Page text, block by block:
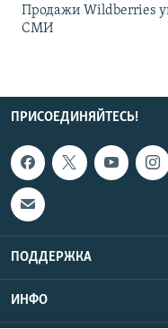
Продажи Wildberries
СМИ
ПРИСОЕДИНЯЙТЕСЬ!
ПОДДЕРЖКА
ИНФО